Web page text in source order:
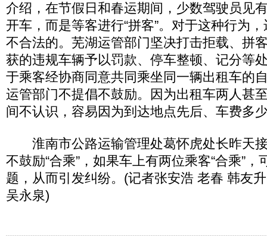
介绍，在节假日和春运期间，少数驾驶员见
开车，而是等客进行“拼客”。对于这种行为
不合法的。芜湖运管部门坚决打击拒载、拼
获的违规车辆予以罚款、停车整顿、记分等
于乘客经协商同意共同乘坐同一辆出租车的
运管部门不提倡不鼓励。因为出租车两人甚
间不认识，容易因为到达地点先后、车费多
淮南市公路运输管理处葛怀虎处长昨天
不鼓励“合乘”，如果车上有两位乘客“合乘”
题，从而引发纠纷。(记者张安浩 老春 韩友
吴永泉)